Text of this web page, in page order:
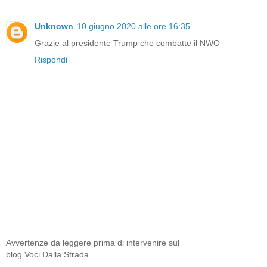
Unknown 10 giugno 2020 alle ore 16:35
Grazie al presidente Trump che combatte il NWO
Rispondi
Avvertenze da leggere prima di intervenire sul
blog Voci Dalla Strada